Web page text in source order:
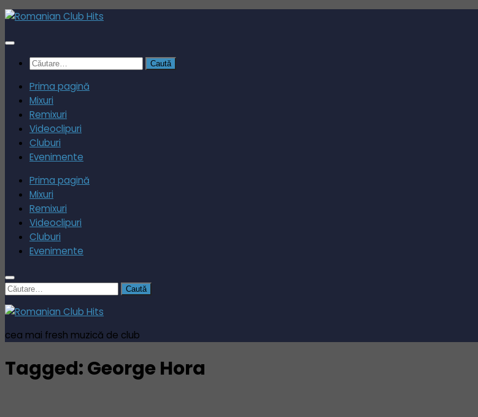
Skip
content
Caută
Prima pagină
Mixuri
Remixuri
Videoclipuri
Cluburi
Evenimente
Prima pagină
Mixuri
Remixuri
Videoclipuri
Cluburi
Evenimente
Caută
după:
cea mai fresh muzică de club
Tagged:George Hora